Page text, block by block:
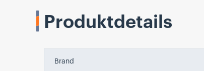
Produktdetails
Brand